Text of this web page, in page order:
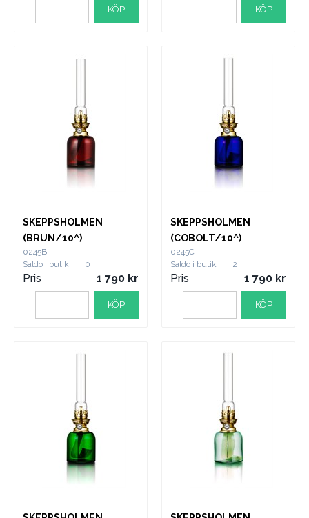
KÖP KÖP
SKEPPSHOLMEN
(BRUN/10^)
0245B
Saldo i butik
0
Pris 1 790
KÖP
SKEPPSHOLMEN
(COBOLT/10^)
0245C
Saldo i butik
2
Pris 1 790
KÖP